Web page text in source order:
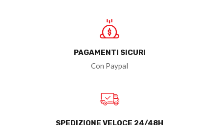
PAGAMENTI SICURI
Con Paypal
SPEDIZIONE VELOCE 24/48H